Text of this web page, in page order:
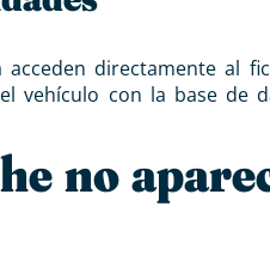
directamente al
vehículo con la base de
no